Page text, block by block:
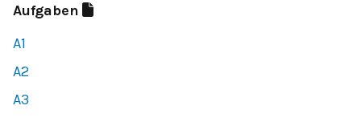
Aufgaben
A1
A2
A3